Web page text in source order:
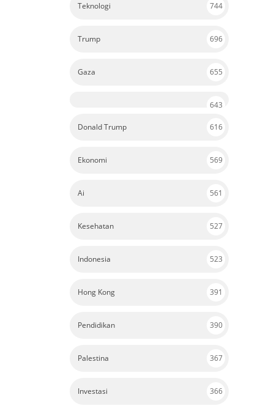
Teknologi 744
Trump 696
Gaza 655
643
Donald Trump 616
Ekonomi 569
Ai 561
Kesehatan 527
Indonesia 523
Hong Kong 391
Pendidikan 390
Palestina 367
Investasi 366